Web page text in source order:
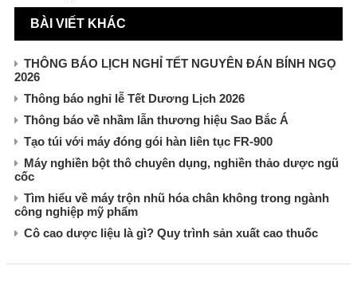
BÀI VIẾT KHÁC
THÔNG BÁO LỊCH NGHỈ TẾT NGUYÊN ĐÁN BÍNH NGỌ
2026
Thông báo nghỉ lễ Tết Dương Lịch 2026
Thông báo về nhầm lẫn thương hiệu Sao Bắc Á
Tạo túi với máy đóng gói hàn liên tục FR-900
Máy nghiền bột thô chuyên dụng, nghiền thảo dược ngũ
cốc
Tìm hiểu về máy trộn nhũ hóa chân không trong ngành
công nghiệp mỹ phẩm
Cô cao dược liệu là gì? Quy trình sản xuất cao thuốc